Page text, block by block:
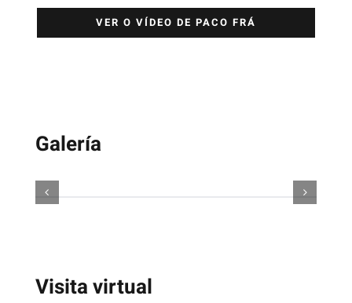
VER O VÍDEO DE PACO FRÁ
Galería
Visita virtual